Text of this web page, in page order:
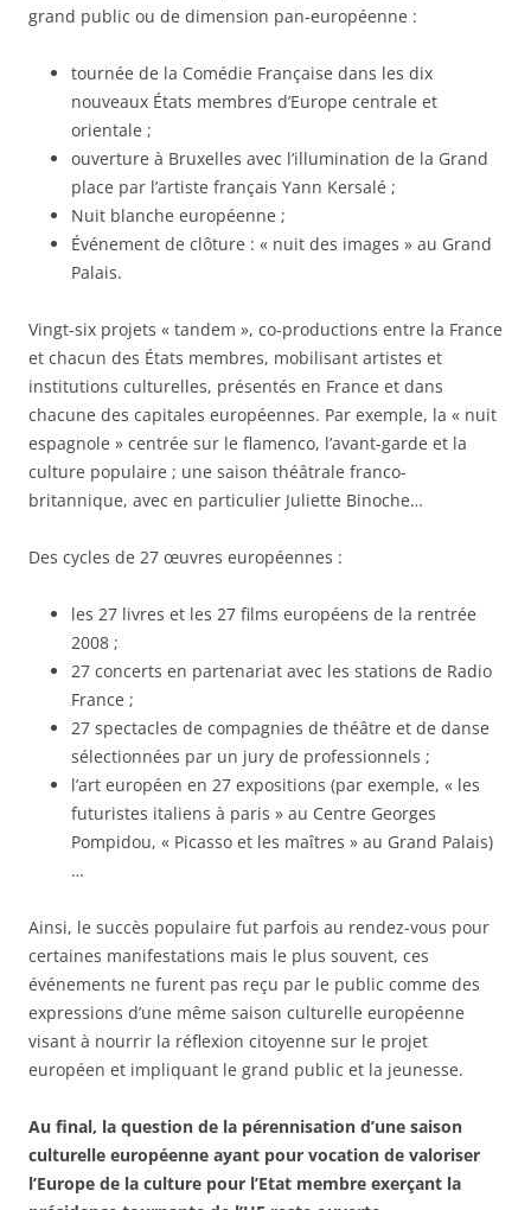
grand public ou de dimension pan-européenne :
tournée de la Comédie Française dans les dix
nouveaux États membres d’Europe centrale et
orientale ;
ouverture à Bruxelles avec l’illumination de la Grand
place par l’artiste français Yann Kersalé ;
Nuit blanche européenne ;
Événement de clôture : « nuit des images » au Grand
Palais.
Vingt-six projets « tandem », co-productions entre la France
et chacun des États membres, mobilisant artistes et
institutions culturelles, présentés en France et dans
chacune des capitales européennes. Par exemple, la « nuit
espagnole » centrée sur le flamenco, l’avant-garde et la
culture populaire ; une saison théâtrale franco-
britannique, avec en particulier Juliette Binoche…
Des cycles de 27 œuvres européennes :
les 27 livres et les 27 films européens de la rentrée
2008 ;
27 concerts en partenariat avec les stations de Radio
France ;
27 spectacles de compagnies de théâtre et de danse
sélectionnées par un jury de professionnels ;
l’art européen en 27 expositions (par exemple, « les
futuristes italiens à paris » au Centre Georges
Pompidou, « Picasso et les maîtres » au Grand Palais)
…
Ainsi, le succès populaire fut parfois au rendez-vous pour
certaines manifestations mais le plus souvent, ces
événements ne furent pas reçu par le public comme des
expressions d’une même saison culturelle européenne
visant à nourrir la réflexion citoyenne sur le projet
européen et impliquant le grand public et la jeunesse.
Au final, la question de la pérennisation d’une saison
culturelle européenne ayant pour vocation de valoriser
l’Europe de la culture pour l’Etat membre exerçant la